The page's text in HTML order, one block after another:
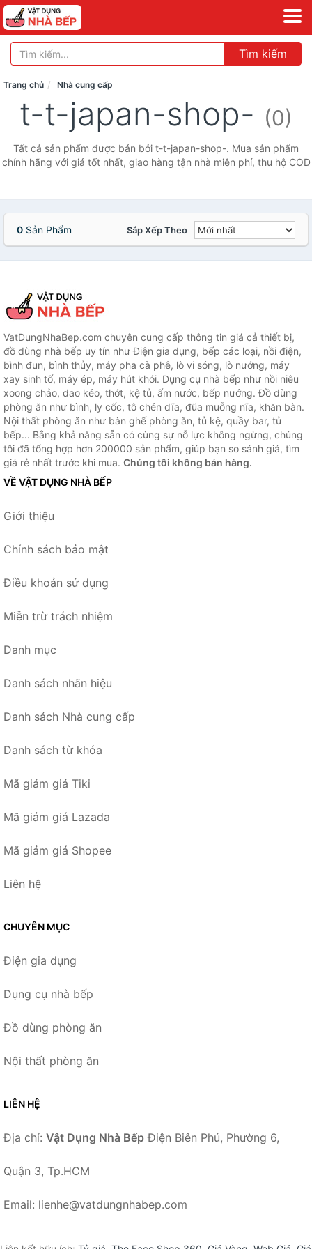
Tìm kiếm
Trang chủ Nhà cung cấp
t-t-japan-shop- (0)
Tất cả sản phẩm được bán bởi t-t-japan-shop-. Mua sản phẩm
chính hãng với giá tốt nhất, giao hàng tận nhà miễn phí, thu hộ COD
0 Sản Phẩm Sắp Xếp Theo
VatDungNhaBep.com chuyên cung cấp thông tin giá cả thiết bị,
đồ dùng nhà bếp uy tín như Điện gia dụng, bếp các loại, nồi điện,
bình đun, bình thủy, máy pha cà phê, lò vi sóng, lò nướng, máy
xay sinh tố, máy ép, máy hút khói. Dụng cụ nhà bếp như nồi niêu
xoong chảo, dao kéo, thớt, kệ tủ, ấm nước, bếp nướng. Đồ dùng
phòng ăn như bình, ly cốc, tô chén dĩa, đũa muỗng nĩa, khăn bàn.
Nội thất phòng ăn như bàn ghế phòng ăn, tủ kệ, quầy bar, tủ
bếp... Bằng khả năng sẵn có cùng sự nỗ lực không ngừng, chúng
tôi đã tổng hợp hơn 200000 sản phẩm, giúp bạn so sánh giá, tìm
giá rẻ nhất trước khi mua. Chúng tôi không bán hàng.
VỀ VẬT DỤNG NHÀ BẾP
Giới thiệu
Chính sách bảo mật
Điều khoản sử dụng
Miễn trừ trách nhiệm
Danh mục
Danh sách nhãn hiệu
Danh sách Nhà cung cấp
Danh sách từ khóa
Mã giảm giá Tiki
Mã giảm giá Lazada
Mã giảm giá Shopee
Liên hệ
CHUYÊN MỤC
Điện gia dụng
Dụng cụ nhà bếp
Đồ dùng phòng ăn
Nội thất phòng ăn
LIÊN HỆ
Địa chỉ: Vật Dụng Nhà Bếp Điện Biên Phủ, Phường 6,
Quận 3, Tp.HCM
Email: lienhe@vatdungnhabep.com